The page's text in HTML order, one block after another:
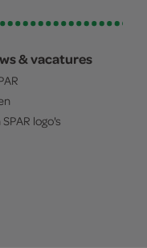
& vacatures
SPAR logo's